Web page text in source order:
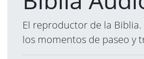
El reproductor de la Biblia.
los momentos de paseo y